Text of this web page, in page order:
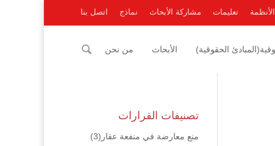
الأنظمة تعليمات مشاركة الأبحاث نماذج اتصل بنا
الحقوقية) الأبحاث من نحن
تصنيفات القرارات
منع معارضة في منفعة عقار (3)